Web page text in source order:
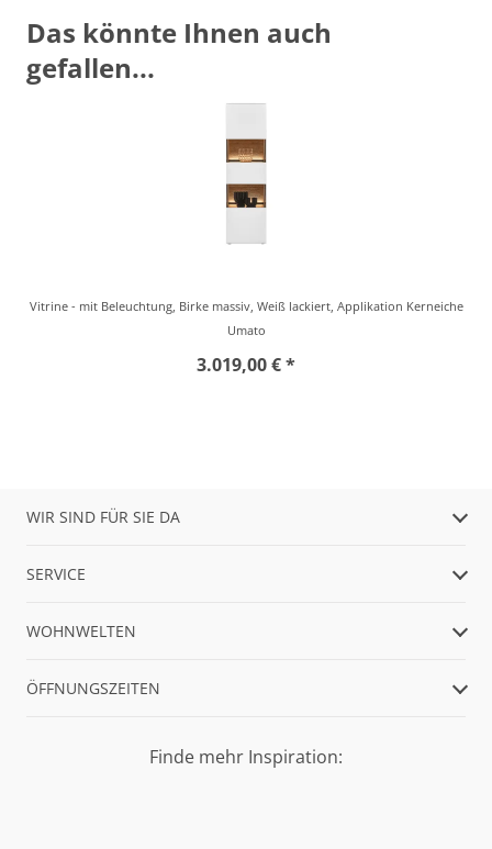
Das könnte Ihnen auch
gefallen...
Vitrine - mit Beleuchtung, Birke massiv, Weiß lackiert, Applikation Kerneiche
Umato
3.019,00 € *
WIR SIND FÜR SIE DA
SERVICE
WOHNWELTEN
ÖFFNUNGSZEITEN
Finde mehr Inspiration: